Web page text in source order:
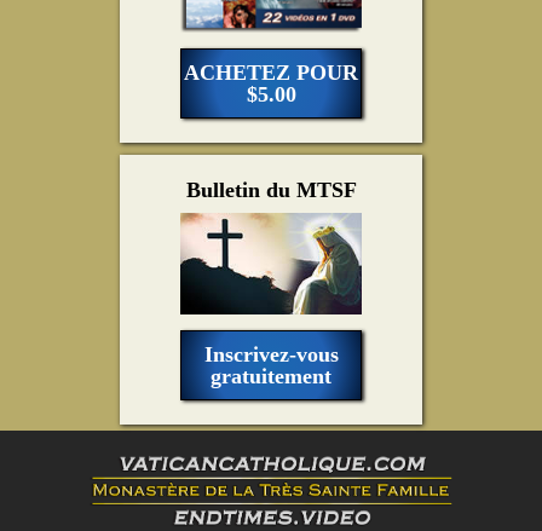
ACHETEZ POUR
$5.00
Bulletin du MTSF
Inscrivez-vous
gratuitement